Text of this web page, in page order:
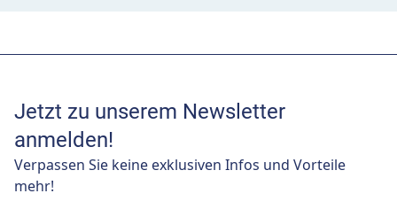
Jetzt zu unserem Newsletter
anmelden!
Verpassen Sie keine exklusiven Infos und Vorteile
mehr!